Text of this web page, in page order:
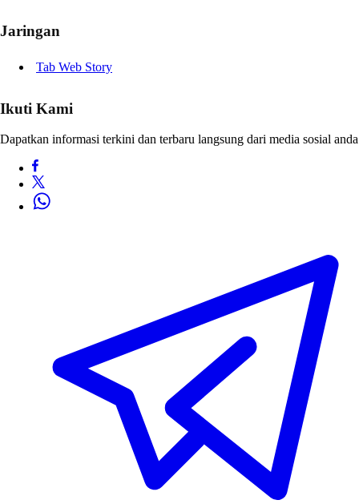
Jaringan
Tab Web Story
Ikuti Kami
Dapatkan informasi terkini dan terbaru langsung dari media sosial anda